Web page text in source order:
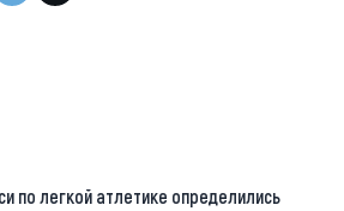
по легкой атлетике определились